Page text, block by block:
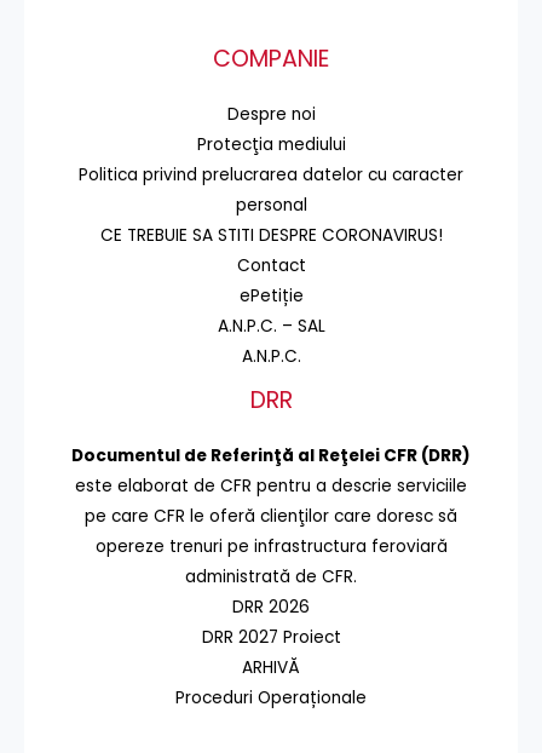
COMPANIE
Despre noi
Protecţia mediului
Politica privind prelucrarea datelor cu caracter
personal
CE TREBUIE SA STITI DESPRE CORONAVIRUS!
Contact
ePetiție
A.N.P.C. – SAL
A.N.P.C.
DRR
Documentul de Referinţă al Reţelei CFR (DRR)
este elaborat de CFR pentru a descrie serviciile
pe care CFR le oferă clienţilor care doresc să
opereze trenuri pe infrastructura feroviară
administrată de CFR.
DRR 2026
DRR 2027 Proiect
ARHIVĂ
Proceduri Operaționale